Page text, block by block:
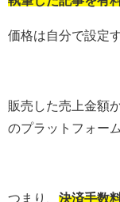
価格は自分で設定
販売した売上金額
のプラットフォー
つまり、 決済手数